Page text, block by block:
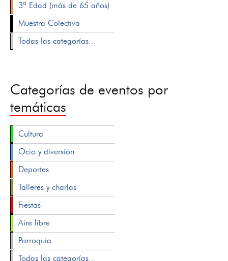
3ª Edad (más de 65 años)
Muestra Colectiva
Todas las categorías...
Categorías de eventos por
temáticas
Cultura
Ocio y diversión
Deportes
Talleres y charlas
Fiestas
Aire libre
Parroquia
Todas las categorías...